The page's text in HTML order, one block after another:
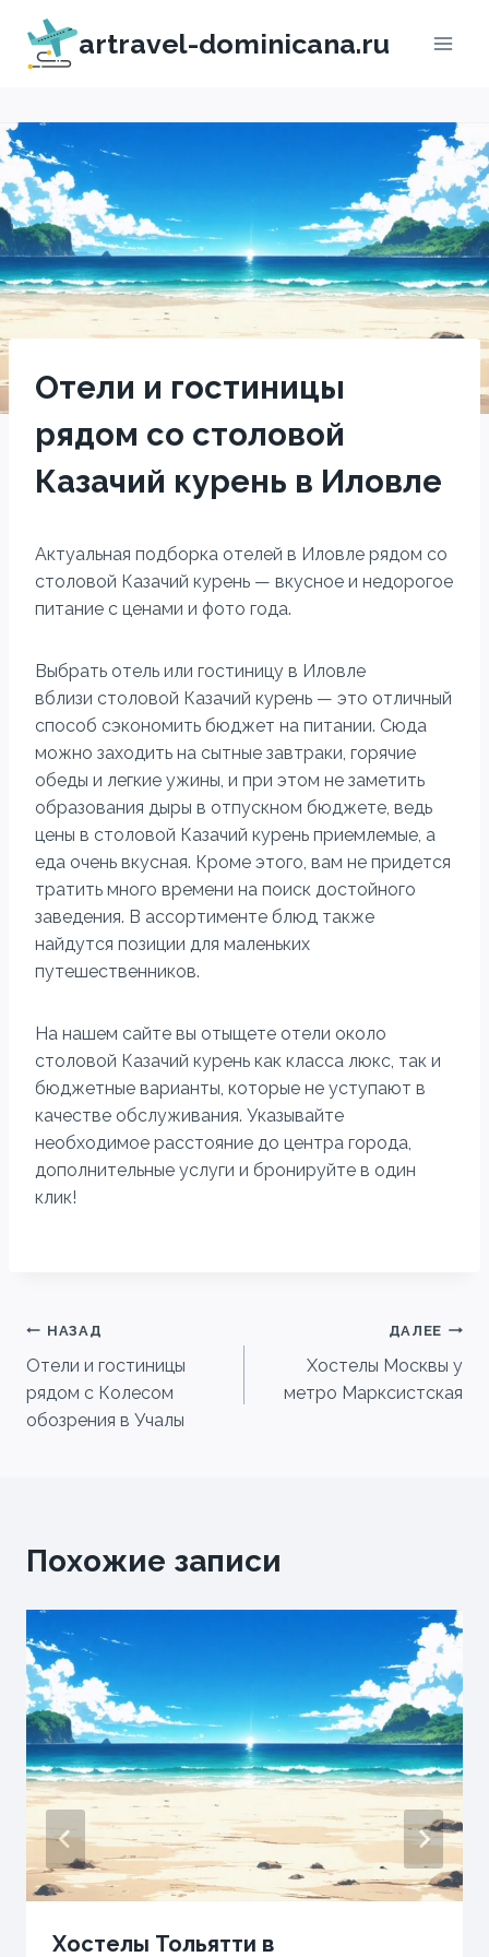
Перейти
содержимому
artravel-dominicana.ru
Отели и гостиницы
рядом со столовой
Казачий курень в Иловле
Актуальная подборка отелей в Иловле рядом со
столовой Казачий курень — вкусное и недорогое
питание с ценами и фото года.
Выбрать отель или гостиницу в Иловле
вблизи столовой Казачий курень — это отличный
способ сэкономить бюджет на питании. Сюда
можно заходить на сытные завтраки, горячие
обеды и легкие ужины, и при этом не заметить
образования дыры в отпускном бюджете, ведь
цены в столовой Казачий курень приемлемые, а
еда очень вкусная. Кроме этого, вам не придется
тратить много времени на поиск достойного
заведения. В ассортименте блюд также
найдутся позиции для маленьких
путешественников.
На нашем сайте вы отыщете отели около
столовой Казачий курень как класса люкс, так и
бюджетные варианты, которые не уступают в
качестве обслуживания. Указывайте
необходимое расстояние до центра города,
дополнительные услуги и бронируйте в один
клик!
Навигация
по
записям
НАЗАД
Отели и гостиницы
рядом с Колесом
обозрения в Учалы
ДАЛЕЕ
Хостелы Москвы у
метро Марксистская
Похожие записи
Хостелы Тольятти в